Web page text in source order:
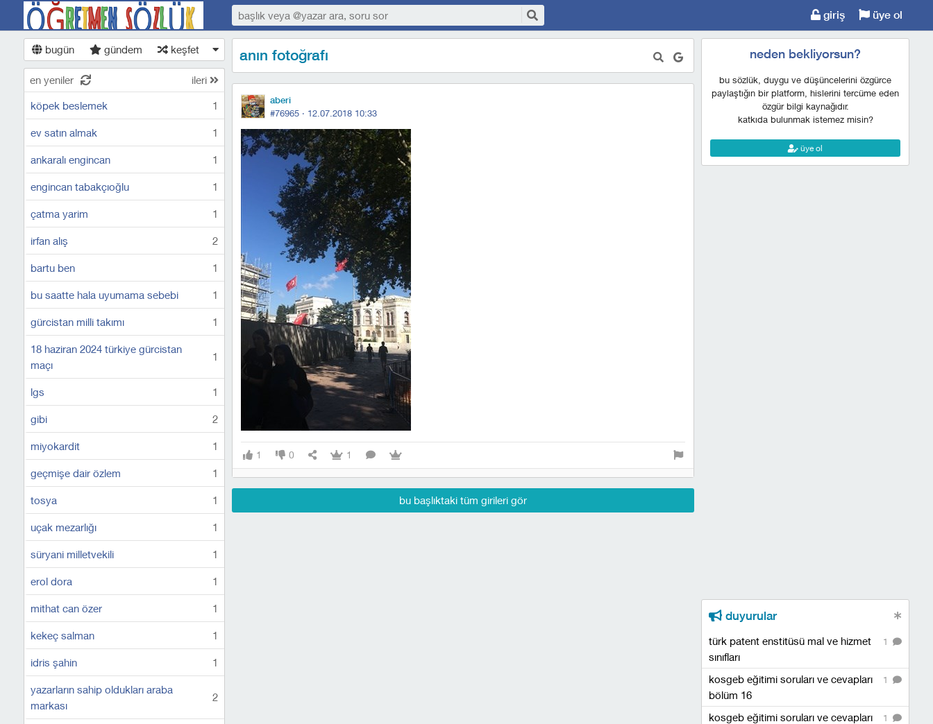
giriş üye ol
bugün gündem keşfet
en yeniler ileri
köpek beslemek 1
ev satın almak 1
ankaralı engincan 1
engincan tabakçıoğlu 1
çatma yarim 1
irfan alış 2
bartu ben 1
bu saatte hala uyumama sebebi 1
gürcistan milli takımı 1
18 haziran 2024 türkiye gürcistan
maçı
1
lgs 1
gibi 2
miyokardit 1
geçmişe dair özlem 1
tosya 1
uçak mezarlığı 1
süryani milletvekili 1
erol dora 1
mithat can özer 1
kekeç salman 1
idris şahin 1
yazarların sahip oldukları araba
markası
2
anın fotoğrafı
aberi
#76965 · 12.07.2018 10:33
1 0 1
bu başlıktaki tüm girileri gör
neden bekliyorsun?
bu sözlük, duygu ve düşüncelerini özgürce
paylaştığın bir platform, hislerini tercüme eden
özgür bilgi kaynağıdır.
katkıda bulunmak istemez misin?
üye ol
duyurular
1
türk patent enstitüsü mal ve hizmet
sınıfları
1
kosgeb eğitimi soruları ve cevapları
bölüm 16
1
kosgeb eğitimi soruları ve cevapları